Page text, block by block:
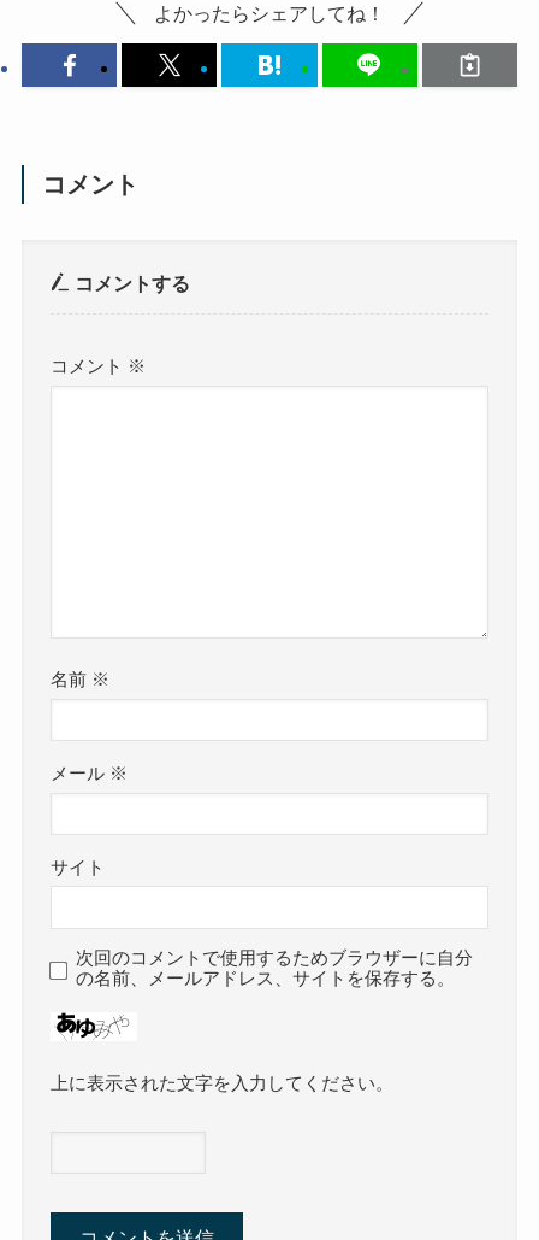
よかったらシェアしてね！
コメント
コメントする
コメント ※
名前 ※
メール ※
サイト
次回のコメントで使用するためブラウザーに自分
の名前、メールアドレス、サイトを保存する。
上に表示された文字を入力してください。